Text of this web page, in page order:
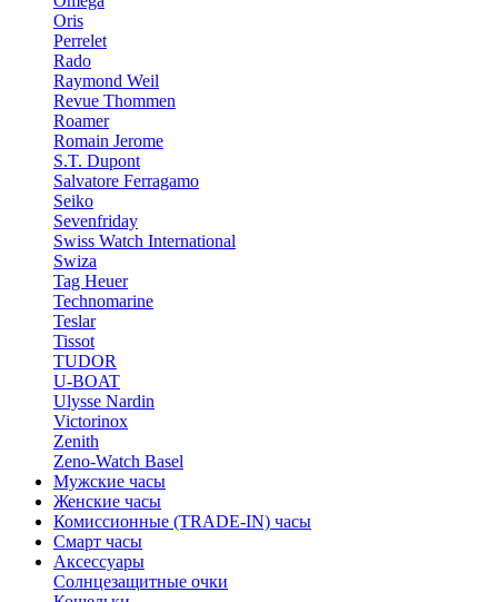
Oris
Perrelet
Rado
Raymond Weil
Revue Thommen
Roamer
Romain Jerome
S.T. Dupont
Salvatore Ferragamo
Seiko
Sevenfriday
Swiss Watch International
Swiza
Tag Heuer
Technomarine
Teslar
Tissot
TUDOR
U-BOAT
Ulysse Nardin
Victorinox
Zenith
Zeno-Watch Basel
Мужские часы
Женские часы
Комиссионные (TRADE-IN) часы
Смарт часы
Аксессуары
Солнцезащитные очки